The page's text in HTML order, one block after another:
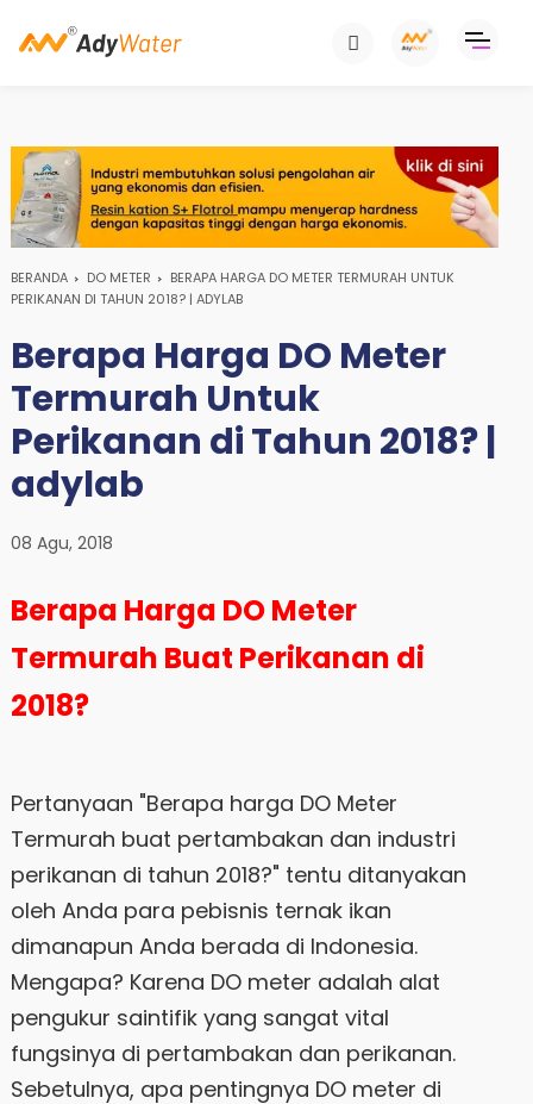
BERANDA DO METER
BERAPA HARGA DO METER TERMURAH UNTUK
PERIKANAN DI TAHUN 2018? | ADYLAB
Berapa Harga DO Meter
Termurah Untuk
Perikanan di Tahun 2018? |
adylab
08 Agu, 2018
Berapa Harga DO Meter
Termurah Buat Perikanan di
2018?
Pertanyaan "Berapa harga DO Meter
Termurah buat pertambakan dan industri
perikanan di tahun 2018?" tentu ditanyakan
oleh Anda para pebisnis ternak ikan
dimanapun Anda berada di Indonesia.
Mengapa? Karena DO meter adalah alat
pengukur saintifik yang sangat vital
fungsinya di pertambakan dan perikanan.
Sebetulnya, apa pentingnya DO meter di